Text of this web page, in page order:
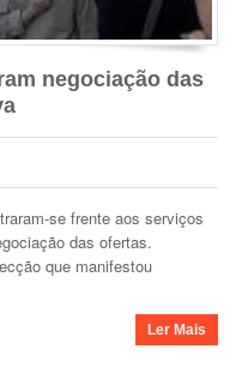
negociação das
se frente aos serviços
das ofertas.
que manifestou
Ler Mais